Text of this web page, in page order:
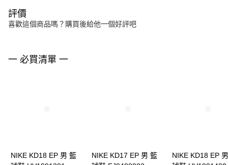
評價
喜歡這個商品嗎？購買後給他一個好評吧
一 必買清單 一
NIKE KD18 EP 男 籃
NIKE KD17 EP 男 籃
NIKE KD18 EP